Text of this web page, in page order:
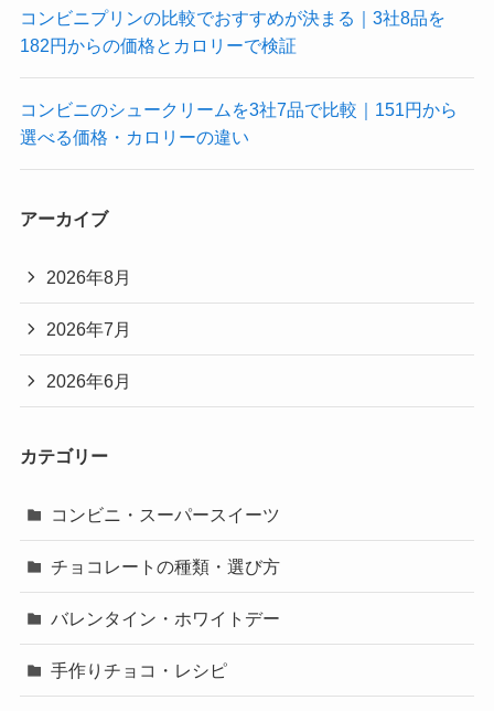
コンビニプリンの比較でおすすめが決まる｜3社8品を
182円からの価格とカロリーで検証
コンビニのシュークリームを3社7品で比較｜151円から
選べる価格・カロリーの違い
アーカイブ
2026年8月
2026年7月
2026年6月
カテゴリー
コンビニ・スーパースイーツ
チョコレートの種類・選び方
バレンタイン・ホワイトデー
手作りチョコ・レシピ